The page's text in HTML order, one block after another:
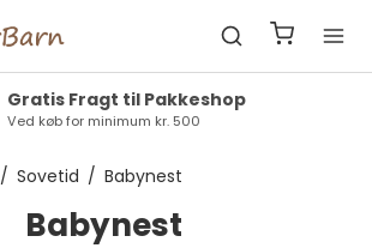
Gratis Fragt til Pakkeshop
Ved køb for minimum kr. 500
/ Sovetid / Babynest
Babynest